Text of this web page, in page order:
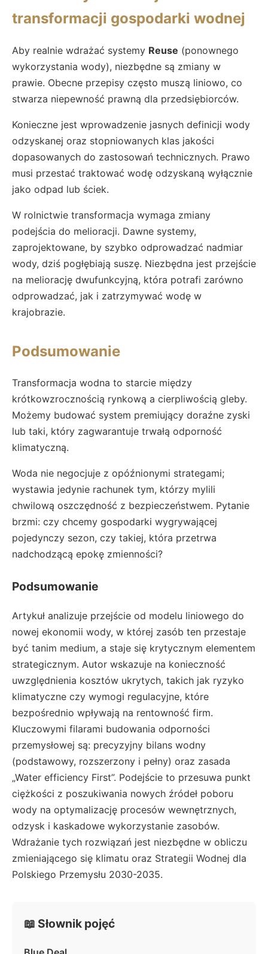
transformacji gospodarki wodnej
Aby realnie wdrażać systemy Reuse (ponownego
wykorzystania wody), niezbędne są zmiany w
prawie. Obecne przepisy często muszą liniowo, co
stwarza niepewność prawną dla przedsiębiorców.
Konieczne jest wprowadzenie jasnych definicji wody
odzyskanej oraz stopniowanych klas jakości
dopasowanych do zastosowań technicznych. Prawo
musi przestać traktować wodę odzyskaną wyłącznie
jako odpad lub ściek.
W rolnictwie transformacja wymaga zmiany
podejścia do melioracji. Dawne systemy,
zaprojektowane, by szybko odprowadzać nadmiar
wody, dziś pogłębiają suszę. Niezbędna jest przejście
na meliorację dwufunkcyjną, która potrafi zarówno
odprowadzać, jak i zatrzymywać wodę w
krajobrazie.
Podsumowanie
Transformacja wodna to starcie między
krótkowzrocznością rynkową a cierpliwością gleby.
Możemy budować system premiujący doraźne zyski
lub taki, który zagwarantuje trwałą odporność
klimatyczną.
Woda nie negocjuje z opóźnionymi strategami;
wystawia jedynie rachunek tym, którzy mylili
chwilową oszczędność z bezpieczeństwem. Pytanie
brzmi: czy chcemy gospodarki wygrywającej
pojedynczy sezon, czy takiej, która przetrwa
nadchodzącą epokę zmienności?
Podsumowanie
Artykuł analizuje przejście od modelu liniowego do
nowej ekonomii wody, w której zasób ten przestaje
być tanim medium, a staje się krytycznym elementem
strategicznym. Autor wskazuje na konieczność
uwzględnienia kosztów ukrytych, takich jak ryzyko
klimatyczne czy wymogi regulacyjne, które
bezpośrednio wpływają na rentowność firm.
Kluczowymi filarami budowania odporności
przemysłowej są: precyzyjny bilans wodny
(podstawowy, rozszerzony i pełny) oraz zasada
„Water efficiency First”. Podejście to przesuwa punkt
ciężkości z poszukiwania nowych źródeł poboru
wody na optymalizację procesów wewnętrznych,
odzysk i kaskadowe wykorzystanie zasobów.
Wdrażanie tych rozwiązań jest niezbędne w obliczu
zmieniającego się klimatu oraz Strategii Wodnej dla
Polskiego Przemysłu 2030-2035.
📖 Słownik pojęć